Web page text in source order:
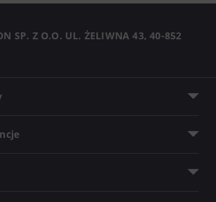
SP. Z O.O. UL. ŻELIWNA 43, 40-852